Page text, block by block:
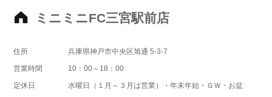
ミニミニFC三宮駅前店
住所
兵庫県神戸市中央区旭通 5-3-7
営業時間
10：00～18：00
定休日
水曜日（１月～３月は営業）・年末年始・ＧＷ・お盆